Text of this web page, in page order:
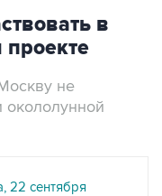
в
не
окололунной
22 сентября